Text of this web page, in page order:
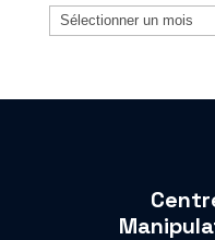
Archives